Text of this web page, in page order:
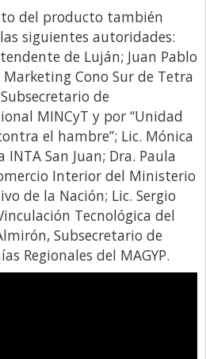
del producto también
siguientes autoridades:
de Luján; Juan Pablo
Cono Sur de Tetra
de
MINCyT y por “Unidad
el hambre”; Lic. Mónica
San Juan; Dra. Paula
Interior del Ministerio
de la Nación; Lic. Sergio
Tecnológica del
Subsecretario de
Regionales del MAGYP.